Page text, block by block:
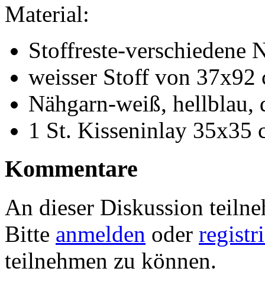
Material:
Stoffreste-verschiedene
weisser Stoff von 37x92
Nähgarn-weiß, hellblau,
1 St. Kisseninlay 35x35
Kommentare
An dieser Diskussion
Bitte anmelden oder
teilnehmen zu können.